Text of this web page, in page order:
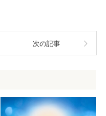
次の記事